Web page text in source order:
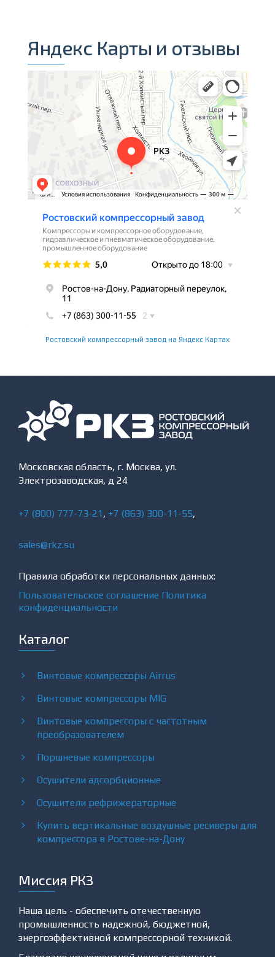
Яндекс Карты и отзывы
Ростовский компрессорный завод на Яндекс Картах
Московская область, г. Москва, ул.
Электрозаводская, д 24
+7 (800) 777-73-21, +7 (863) 300-11-55,
sales@rkz.su
Правила обработки персональных данных:
Пользовательское соглашение Политика
конфиденциальности
Каталог
Винтовые компрессоры Airrus
Винтовые компрессоры MIG
Винтовые компрессоры с частотным
преобразователем
Поршневые компрессоры
Осушители адсорбционные
Осушители рефрижераторные
Купить вертикальные воздушные ресиверы для
компрессора в Ростове-на-Дону
Миссия РКЗ
Наша цель - обеспечить отечественную
промышленность надежной, бюджетной,
энергоэффективной компрессорной техникой.